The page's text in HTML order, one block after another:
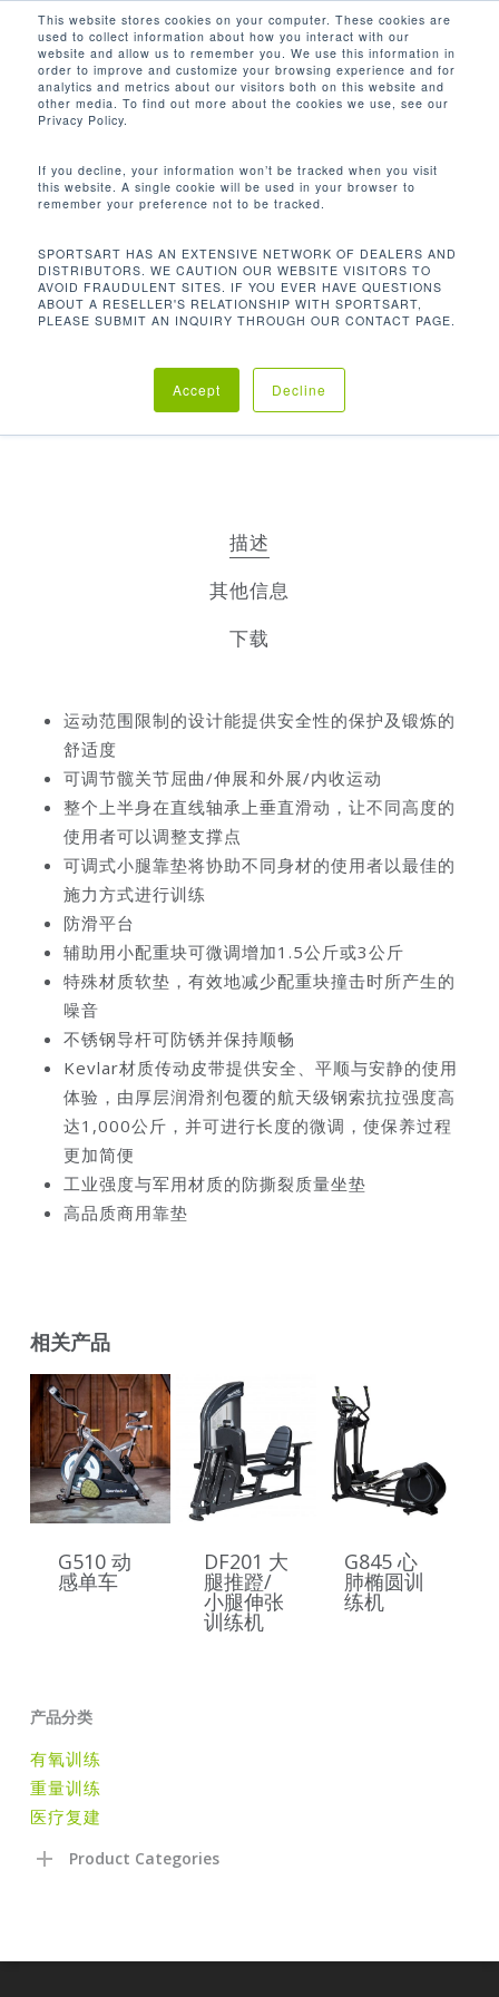
This website stores cookies on your computer. These cookies are
used to collect information about how you interact with our
website and allow us to remember you. We use this information in
order to improve and customize your browsing experience and for
analytics and metrics about our visitors both on this website and
other media. To find out more about the cookies we use, see our
Privacy Policy.
If you decline, your information won’t be tracked when you visit
this website. A single cookie will be used in your browser to
remember your preference not to be tracked.
SPORTSART HAS AN EXTENSIVE NETWORK OF DEALERS AND
DISTRIBUTORS. WE CAUTION OUR WEBSITE VISITORS TO
AVOID FRAUDULENT SITES. IF YOU EVER HAVE QUESTIONS
ABOUT A RESELLER'S RELATIONSHIP WITH SPORTSART,
PLEASE SUBMIT AN INQUIRY THROUGH OUR CONTACT PAGE.
Accept Decline
main
content
search
首页 Discontinued
S961 全动作臀部训练机
SportsArt卓越系列提供全身训练的选项，使用者能够
快速轻松地在上，下和核心练习之间切换
描述
其他信息
下载
运动范围限制的设计能提供安全性的保护及锻炼的
舒适度
可调节髋关节屈曲/伸展和外展/内收运动
整个上半身在直线轴承上垂直滑动，让不同高度的
使用者可以调整支撑点
可调式小腿靠垫将协助不同身材的使用者以最佳的
施力方式进行训练
防滑平台
辅助用小配重块可微调增加1.5公斤或3公斤
特殊材质软垫，有效地减少配重块撞击时所产生的
噪音
不锈钢导杆可防锈并保持顺畅
Kevlar材质传动皮带提供安全、平顺与安静的使用
体验，由厚层润滑剂包覆的航天级钢索抗拉强度高
达1,000公斤，并可进行长度的微调，使保养过程
更加简便
工业强度与军用材质的防撕裂质量坐垫
高品质商用靠垫
相关产品
G510 动
感单车
DF201 大
腿推蹬/
小腿伸张
训练机
G845 心
肺椭圆训
练机
产品分类
有氧训练
重量训练
医疗复建
Product Categories
Close
Menu